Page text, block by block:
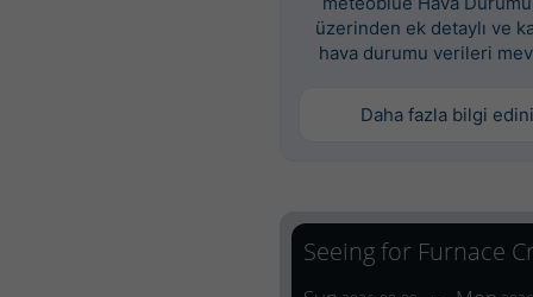
üzerinden ek detaylı ve
hava durumu verileri
Daha fazla bilgi